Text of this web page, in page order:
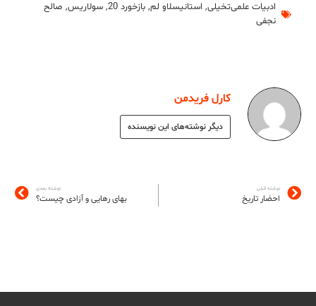
ادبیات علمی‌تخیلی, استانیسلاو لم, بازخورد 20 , سولاریس, صالح
نجفی
کارل فریدمن
دیگر نوشته‌های این نویسنده
نوشته قبلی
احضار تاریخ
نوشته بعدی
بهای رهایی و آزادی چیست؟